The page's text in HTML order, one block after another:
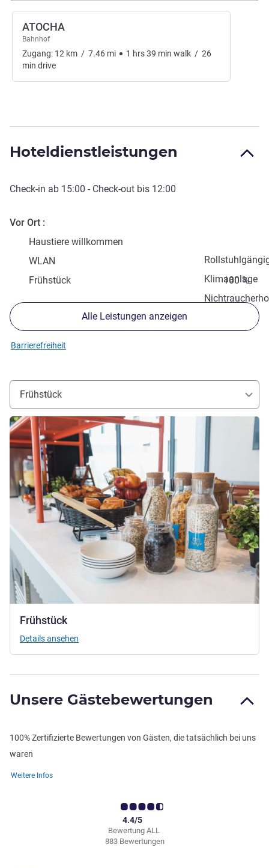
ATOCHA
Bahnhof
Zugang: 12 km / 7.46 mi 1 hrs39 min walk / 26
min drive
Hoteldienstleistungen
Check-in ab 15:00 - Check-out bis 12:00
Vor Ort
Haustiere willkommen
WLAN
Klimaanlage
Frühstück
100 %
Alle Leistungen anzeigen
Barrierefreiheit
Frühstück
Frühstück
Details ansehen
Details ansehen
Unsere Gästebewertungen
100% Zertifizierte Bewertungen von Gästen, die tatsächlich bei uns
waren
Weitere Infos
Bewertung ALL
4.4/5
883 Bewertungen